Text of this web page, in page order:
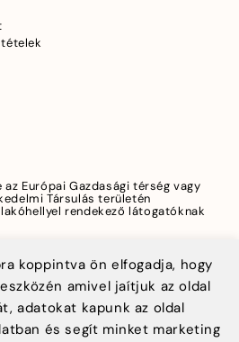
koppintva ön elfogadja, hogy
amivel jaítjuk az oldal
adatokat kapunk az oldal
és segít minket marketing
Európai Gazdasági térség vagy
Társulás területén
rendekező látogatóknak
biztosítja